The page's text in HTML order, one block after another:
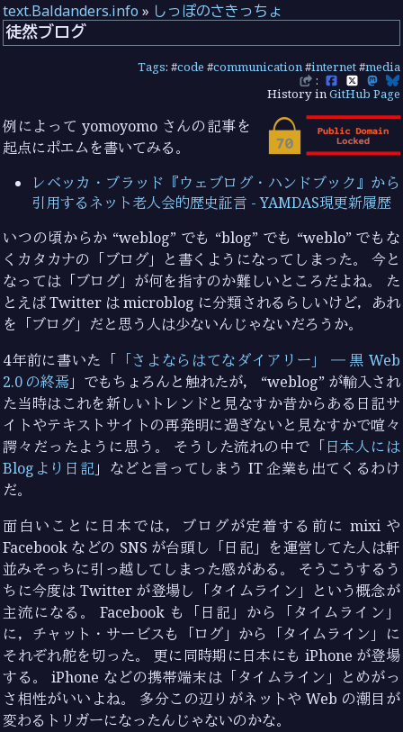
text.Baldanders.info » しっぽのさきっちょ
徒然ブログ
Tags: #code #communication#internet#media
:
History inGitHub Page
例によって yomoyomo さんの記事を
起点にポエムを書いてみる。
レベッカ・ブラッド『ウェブログ・ハンドブック』から
引用するネット老人会的歴史証言 - YAMDAS現更新履歴
いつの頃からか “weblog” でも “blog” でも “weblo” でもな
くカタカナの「ブログ」と書くようになってしまった。 今と
なっては「ブログ」が何を指すのか難しいところだよね。 た
とえば Twitter は microblog に分類されるらしいけど，あれ
を「ブログ」だと思う人は少ないんじゃないだろうか。
4年前に書いた「 「さよならはてなダイアリー」 ― 黒 Web
2.0 の終焉 」でもちょろんと触れたが， “weblog” が輸入され
た当時はこれを新しいトレンドと見なすか昔からある日記サ
イトやテキストサイトの再発明に過ぎないと見なすかで喧々
諤々だったように思う。 そうした流れの中で「日本人には
Blogより日記 」などと言ってしまう IT 企業も出てくるわけ
だ。
面白いことに日本では，ブログが定着する前に mixi や
Facebook などの SNS が台頭し「日記」を運営してた人は軒
並みそっちに引っ越してしまった感がある。 そうこうするう
ちに今度は Twitter が登場し「タイムライン」という概念が
主流になる。 Facebook も「日記」から「タイムライン」
に，チャット・サービスも「ログ」から「タイムライン」に
それぞれ舵を切った。 更に同時期に日本にも iPhone が登場
する。 iPhone などの携帯端末は「タイムライン」とめがっ
さ相性がいいよね。 多分この辺りがネットや Web の潮目が
変わるトリガーになったんじゃないのかな。